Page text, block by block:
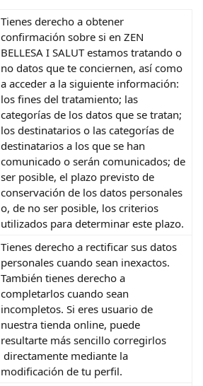
Tienes derecho a obtener
confirmación sobre si en ZEN
BELLESA I SALUT estamos tratando o
no datos que te conciernen, así como
a acceder a la siguiente información:
los fines del tratamiento; las
categorías de los datos que se tratan;
los destinatarios o las categorías de
destinatarios a los que se han
comunicado o serán comunicados; de
ser posible, el plazo previsto de
conservación de los datos personales
o, de no ser posible, los criterios
utilizados para determinar este plazo.
Tienes derecho a rectificar sus datos
personales cuando sean inexactos.
También tienes derecho a
completarlos cuando sean
incompletos. Si eres usuario de
nuestra tienda online, puede
resultarte más sencillo corregirlos
directamente mediante la
modificación de tu perfil.